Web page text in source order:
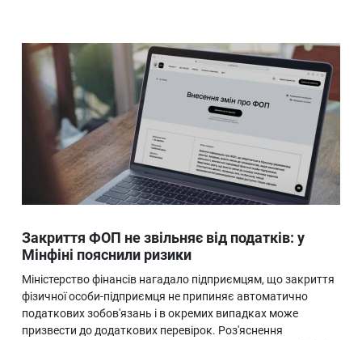
Закриття ФОП не звільняє від податків: у
Мінфіні пояснили ризики
Міністерство фінансів нагадало підприємцям, що закриття
фізичної особи-підприємця не припиняє автоматично
податкових зобов'язань і в окремих випадках може
призвести до додаткових перевірок. Роз'яснення